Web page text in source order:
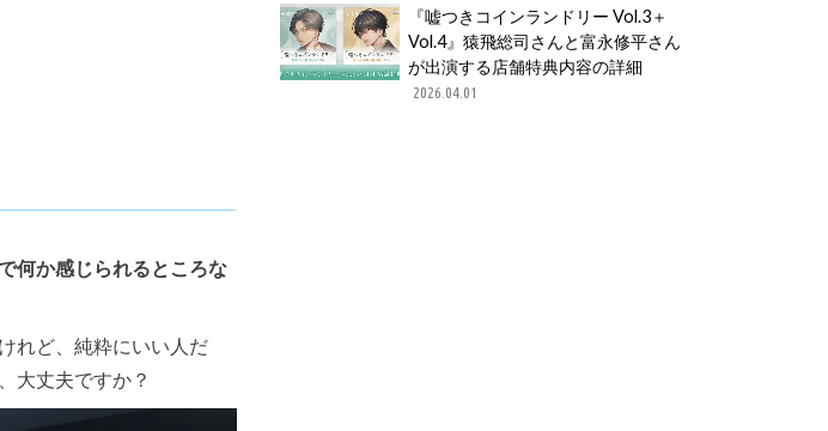
何か感じられるところな
れど、純粋にいい人だ
大丈夫ですか？
『嘘つきコインランドリー Vol.3＋
Vol.4』猿飛総司さんと富永修平さん
が出演する店舗特典内容の詳細
2026.04.01